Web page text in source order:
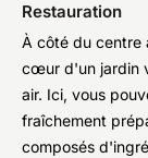
Restauration
À côté du centre
cœur d'un jardin
air. Ici, vous
fraîchement
composés